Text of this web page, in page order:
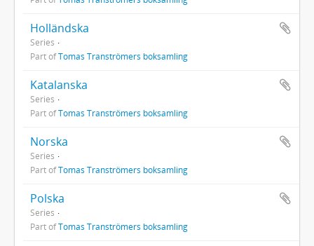
Holländska
Series
Part ofTomas Tranströmers boksamling
Katalanska
Series
Part ofTomas Tranströmers boksamling
Norska
Series
Part ofTomas Tranströmers boksamling
Polska
Series
Part ofTomas Tranströmers boksamling